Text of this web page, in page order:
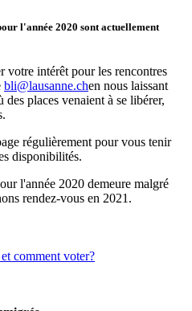
l'année 2020 sont actuellement
votre intérêt pour les rencontres
bli@lausanne.chen nous laissant
places venaient à se libérer,
régulièrement pour vous tenir
disponibilités.
l'année 2020 demeure malgré
rendez-vous en 2021.
comment voter?